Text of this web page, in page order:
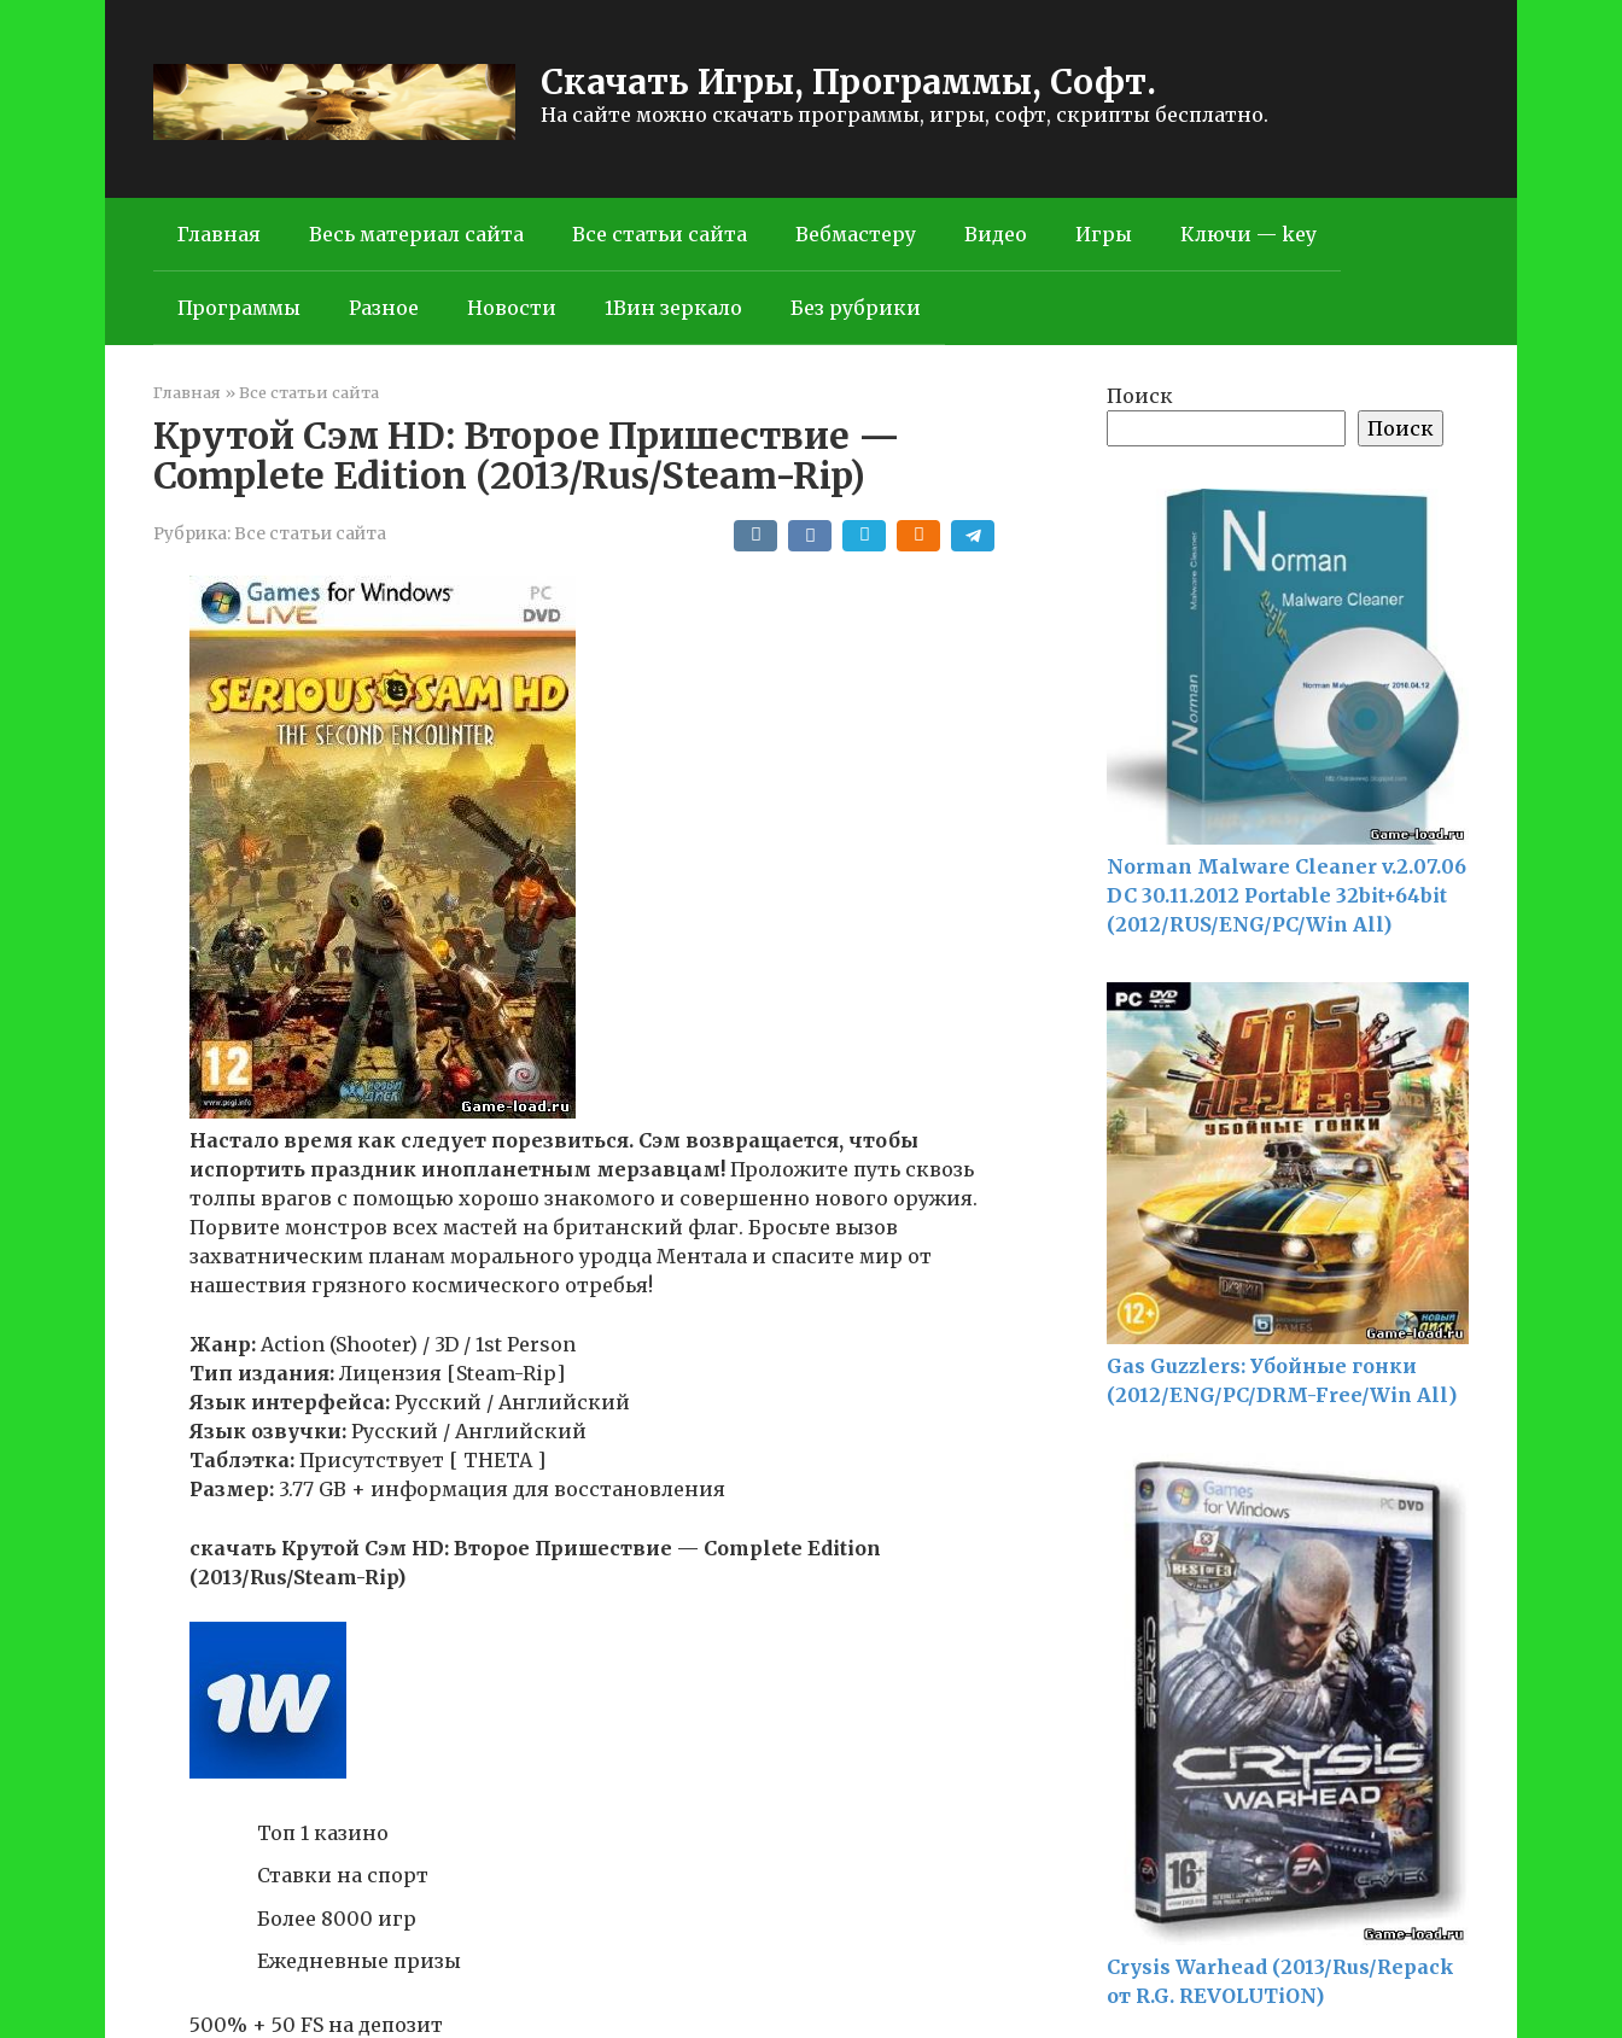
Скачать Игры, Программы, Софт.
На сайте можно скачать программы, игры, софт, скрипты бесплатно.
Главная Весь материал сайта Все статьи сайта Вебмастеру Видео Игры Ключи — key
Программы Разное Новости 1Вин зеркало Без рубрики
Главная »Все статьи сайта
Крутой Сэм HD: Второе Пришествие —
Complete Edition (2013/Rus/Steam-Rip)
Рубрика: Все статьи сайта
Настало время как следует порезвиться. Сэм возвращается, чтобы
испортить праздник инопланетным мерзавцам! Проложите путь сквозь
толпы врагов с помощью хорошо знакомого и совершенно нового оружия.
Порвите монстров всех мастей на британский флаг. Бросьте вызов
захватническим планам морального уродца Ментала и спасите мир от
нашествия грязного космического отребья!
Жанр: Action (Shooter) / 3D / 1st Person
Тип издания: Лицензия [Steam-Rip]
Язык интерфейса: Русский / Английский
Язык озвучки: Русский / Английский
Таблэтка: Присутствует [ THETA ]
Размер: 3.77 GB + информация для восстановления
скачать Крутой Сэм HD: Второе Пришествие — Complete Edition
(2013/Rus/Steam-Rip)
Топ 1 казино
Ставки на спорт
Более 8000 игр
Ежедневные призы
500% + 50 FS на депозит
Поиск
Поиск
Norman Malware Cleaner v.2.07.06
DC 30.11.2012 Portable 32bit+64bit
(2012/RUS/ENG/PC/Win All)
Gas Guzzlers: Убойные гонки
(2012/ENG/PC/DRM-Free/Win All)
Crysis Warhead (2013/Rus/Repack
от R.G. REVOLUTiON)